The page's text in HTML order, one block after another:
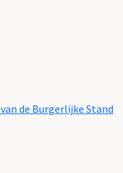
de Burgerlijke Stand